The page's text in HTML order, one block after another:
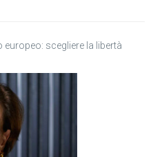
scegliere la libertà